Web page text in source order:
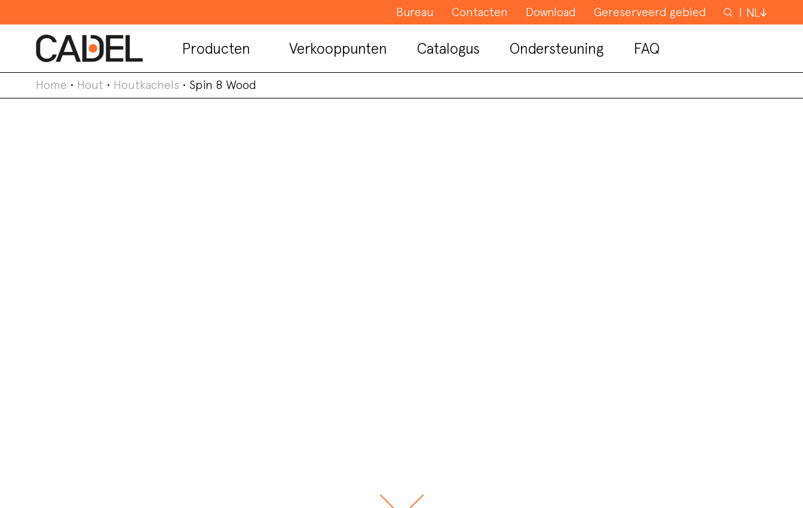
Bureau Contacten Download Gereserveerd gebied Zoeken
NL
Producten Verkooppunten Catalogus Ondersteuning FAQ
Home • Hout • Houtkachels • Spin 8 Wood